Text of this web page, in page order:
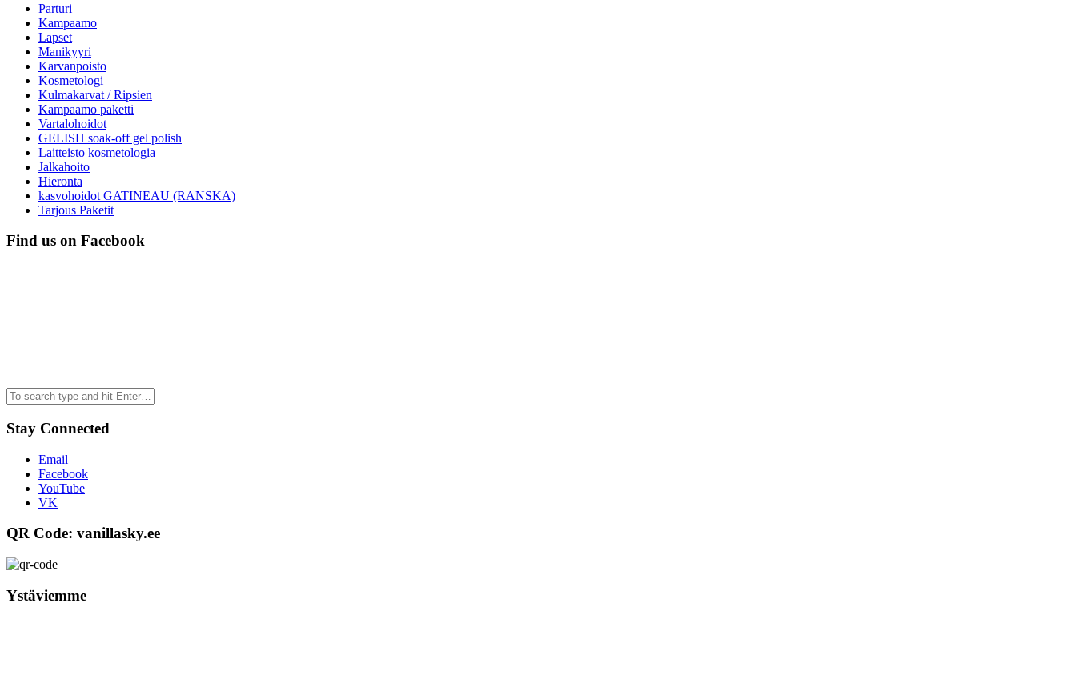
Parturi
Kampaamo
Lapset
Manikyyri
Karvanpoisto
Kosmetologi
Kulmakarvat / Ripsien
Kampaamo paketti
Vartalohoidot
GELISH soak-off gel polish
Laitteisto kosmetologia
Jalkahoito
Hieronta
kasvohoidot GATINEAU (RANSKA)
Tarjous Paketit
Find us on Facebook
Stay Connected
Email
Facebook
YouTube
VK
QR Code: vanillasky.ee
Ystäviemme